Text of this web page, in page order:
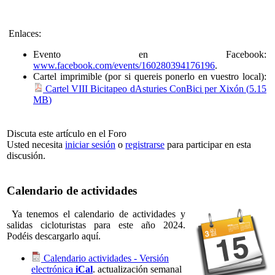
Enlaces:
Evento en Facebook:
www.facebook.com/events/160280394176196.
Cartel imprimible (por si quereis ponerlo en vuestro local):
Cartel VIII Bicitapeo dAsturies ConBici per Xixón (5.15
MB)
Discuta este artículo en el Foro
Usted necesita iniciar sesión o registrarse para participar en esta
discusión.
Calendario de actividades
Ya tenemos el calendario de actividades y
salidas cicloturistas para este año 2024.
Podéis descargarlo aquí.
Calendario actividades - Versión
electrónica iCal. actualización semanal